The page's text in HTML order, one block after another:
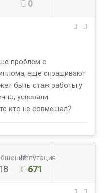
0
проблем с
еще спрашивают
быть стаж работы у
успевали
кто не совмещал?
Репутация
671